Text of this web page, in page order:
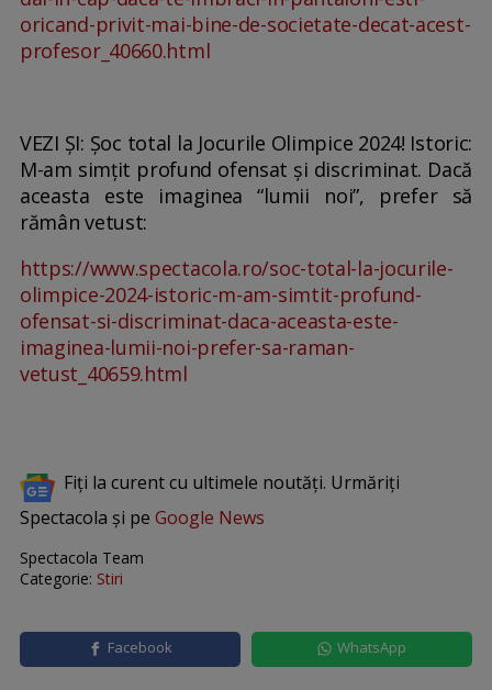
oricand-privit-mai-bine-de-societate-decat-acest-
profesor_40660.html
VEZI ȘI: Șoc total la Jocurile Olimpice 2024! Istoric:
M-am simțit profund ofensat și discriminat. Dacă
aceasta este imaginea “lumii noi”, prefer să
rămân vetust:
https://www.spectacola.ro/soc-total-la-jocurile-
olimpice-2024-istoric-m-am-simtit-profund-
ofensat-si-discriminat-daca-aceasta-este-
imaginea-lumii-noi-prefer-sa-raman-
vetust_40659.html
Fiți la curent cu ultimele noutăți. Urmăriți
Spectacola și pe Google News
Spectacola Team
Categorie: Stiri
Facebook WhatsApp